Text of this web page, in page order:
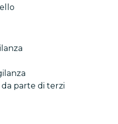
parte di terzi